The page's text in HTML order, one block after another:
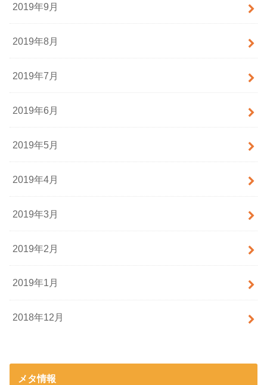
2019年9月
2019年8月
2019年7月
2019年6月
2019年5月
2019年4月
2019年3月
2019年2月
2019年1月
2018年12月
メタ情報